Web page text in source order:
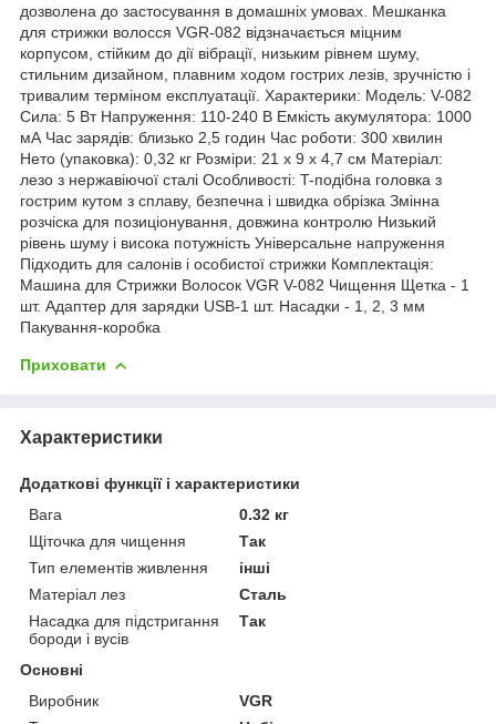
дозволена до застосування в домашніх умовах. Мешканка
для стрижки волосся VGR-082 відзначається міцним
корпусом, стійким до дії вібрації, низьким рівнем шуму,
стильним дизайном, плавним ходом гострих лезів, зручністю і
тривалим терміном експлуатації. Характерики: Модель: V-082
Сила: 5 Вт Напруження: 110-240 В Емкість акумулятора: 1000
мА Час зарядів: близько 2,5 годин Час роботи: 300 хвилин
Нето (упаковка): 0,32 кг Розміри: 21 х 9 х 4,7 см Матеріал:
лезо з нержавіючої сталі Особливості: T-подібна головка з
гострим кутом з сплаву, безпечна і швидка обрізка Змінна
розчіска для позиціонування, довжина контролю Низький
рівень шуму і висока потужність Універсальне напруження
Підходить для салонів і особистої стрижки Комплектація:
Машина для Стрижки Волосок VGR V-082 Чищення Щетка - 1
шт. Адаптер для зарядки USB-1 шт. Насадки - 1, 2, 3 мм
Пакування-коробка
Приховати
Характеристики
Додаткові функції і характеристики
Вага
0.32 кг
Щіточка для чищення
Так
Тип елементів живлення
інші
Матеріал лез
Сталь
Насадка для підстригання
бороди і вусів
Так
Основні
Виробник
VGR